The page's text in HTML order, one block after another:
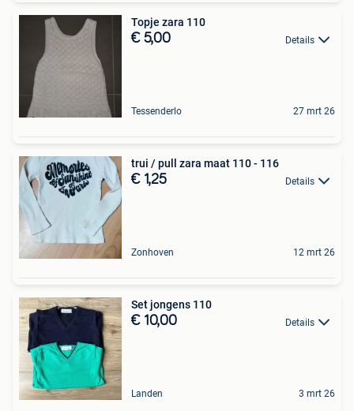
Topje zara 110
€ 5,00 Details
Tessenderlo 27 mrt 26
trui / pull zara maat 110 - 116
€ 1,25 Details
Zonhoven 12 mrt 26
Set jongens 110
€ 10,00 Details
Landen 3 mrt 26